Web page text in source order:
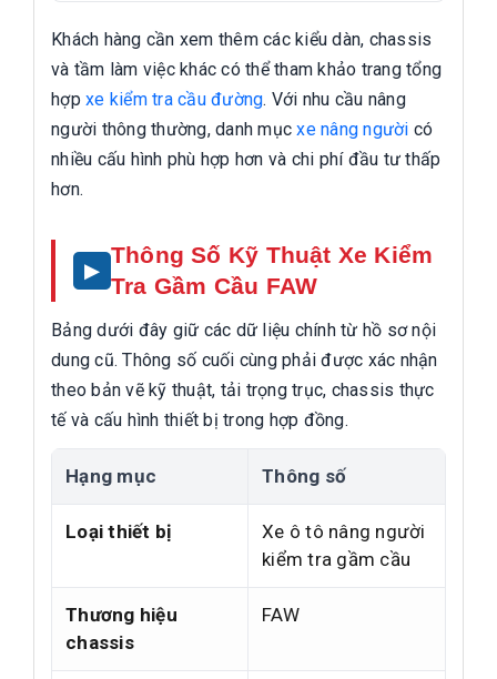
Khách hàng cần xem thêm các kiểu dàn, chassis
và tầm làm việc khác có thể tham khảo trang tổng
hợp xe kiểm tra cầu đường. Với nhu cầu nâng
người thông thường, danh mụcxe nâng người có
nhiều cấu hình phù hợp hơn và chi phí đầu tư thấp
hơn.
Thông Số Kỹ Thuật Xe Kiểm
Tra Gầm Cầu FAW
Bảng dưới đây giữ các dữ liệu chính từ hồ sơ nội
dung cũ. Thông số cuối cùng phải được xác nhận
theo bản vẽ kỹ thuật, tải trọng trục, chassis thực
tế và cấu hình thiết bị trong hợp đồng.
Hạng mục Thông số
Loại thiết bị
Xe ô tô nâng người
kiểm tra gầm cầu
Thương hiệu
chassis
FAW